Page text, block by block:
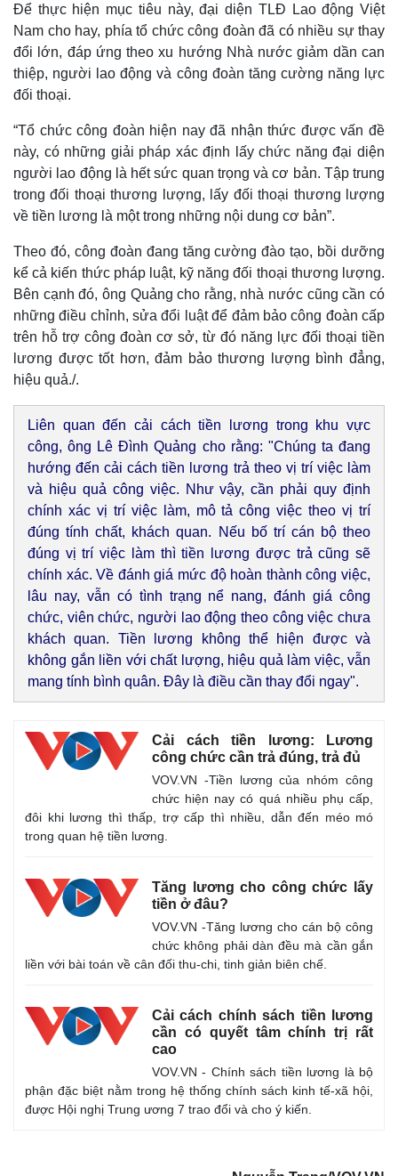
Kinh tế
Khởi nghiệp
Thị trường
Tỷ giá
Chứng khoán
Giá cà phê
Để thực hiện mục tiêu này, đại diện TLĐ Lao động Việt
Nam cho hay, phía tổ chức công đoàn đã có nhiều sự thay
đổi lớn, đáp ứng theo xu hướng Nhà nước giảm dần can
thiệp, người lao động và công đoàn tăng cường năng lực
đối thoại.
“Tổ chức công đoàn hiện nay đã nhận thức được vấn đề
này, có những giải pháp xác định lấy chức năng đại diện
người lao động là hết sức quan trọng và cơ bản. Tập trung
trong đối thoại thương lượng, lấy đối thoại thương lượng
về tiền lương là một trong những nội dung cơ bản”.
Theo đó, công đoàn đang tăng cường đào tạo, bồi dưỡng
kể cả kiến thức pháp luật, kỹ năng đối thoại thương lượng.
Bên cạnh đó, ông Quảng cho rằng, nhà nước cũng cần có
những điều chỉnh, sửa đổi luật để đảm bảo công đoàn cấp
trên hỗ trợ công đoàn cơ sở, từ đó năng lực đối thoại tiền
lương được tốt hơn, đảm bảo thương lượng bình đẳng,
hiệu quả./.
Liên quan đến cải cách tiền lương trong khu vực
công, ông Lê Đình Quảng cho rằng: "Chúng ta đang
hướng đến cải cách tiền lương trả theo vị trí việc làm
và hiệu quả công việc. Như vậy, cần phải quy định
chính xác vị trí việc làm, mô tả công việc theo vị trí
đúng tính chất, khách quan. Nếu bố trí cán bộ theo
đúng vị trí việc làm thì tiền lương được trả cũng sẽ
chính xác. Về đánh giá mức độ hoàn thành công việc,
lâu nay, vẫn có tình trạng nể nang, đánh giá công
chức, viên chức, người lao động theo công việc chưa
khách quan. Tiền lương không thể hiện được và
không gắn liền với chất lượng, hiệu quả làm việc, vẫn
mang tính bình quân. Đây là điều cần thay đổi ngay".
Cải cách tiền lương: Lương
công chức cần trả đúng, trả đủ
VOV.VN -Tiền lương của nhóm công
chức hiện nay có quá nhiều phụ cấp,
đôi khi lương thì thấp, trợ cấp thì nhiều, dẫn đến méo mó
trong quan hệ tiền lương.
Tăng lương cho công chức lấy
tiền ở đâu?
VOV.VN -Tăng lương cho cán bộ công
chức không phải dàn đều mà cần gắn
liền với bài toán về cân đối thu-chi, tinh giản biên chế.
Cải cách chính sách tiền lương
cần có quyết tâm chính trị rất
cao
VOV.VN - Chính sách tiền lương là bộ
phận đặc biệt nằm trong hệ thống chính sách kinh tế-xã hội,
được Hội nghị Trung ương 7 trao đổi và cho ý kiến.